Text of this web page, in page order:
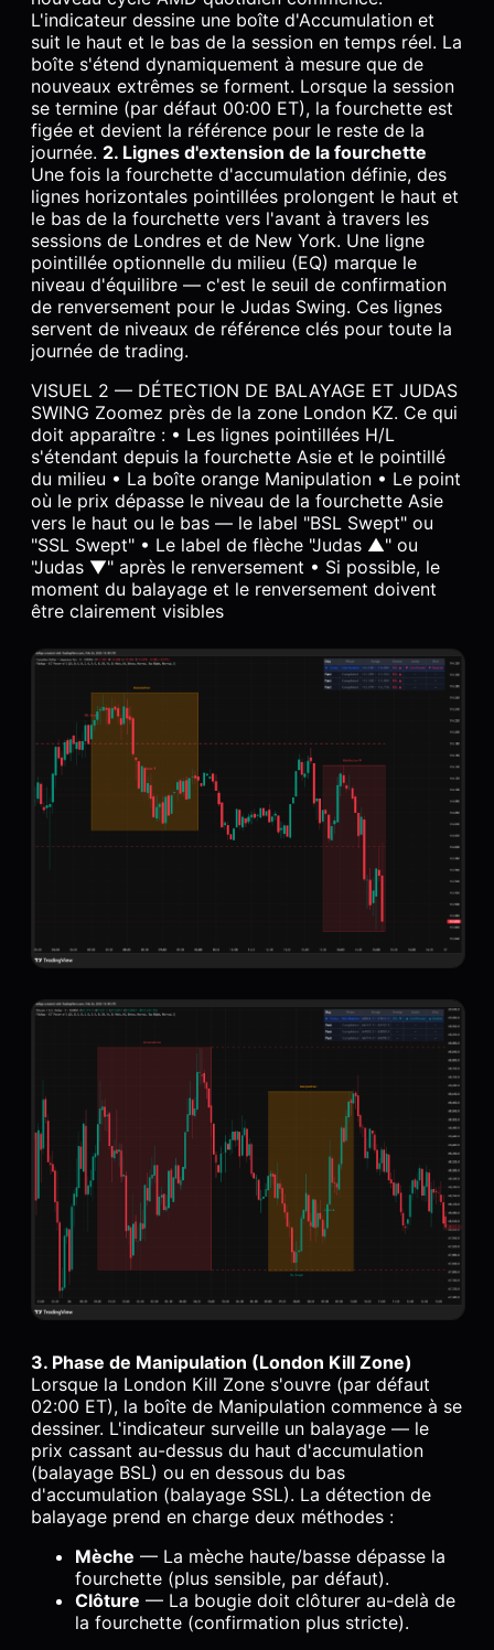
L'indicateur dessine une boîte d'Accumulation et
suit le haut et le bas de la session en temps réel. La
boîte s'étend dynamiquement à mesure que de
nouveaux extrêmes se forment. Lorsque la session
se termine (par défaut 00:00 ET), la fourchette est
figée et devient la référence pour le reste de la
journée. 2. Lignes d'extension de la fourchette
Une fois la fourchette d'accumulation définie, des
lignes horizontales pointillées prolongent le haut et
le bas de la fourchette vers l'avant à travers les
sessions de Londres et de New York. Une ligne
pointillée optionnelle du milieu (EQ) marque le
niveau d'équilibre — c'est le seuil de confirmation
de renversement pour le Judas Swing. Ces lignes
servent de niveaux de référence clés pour toute la
journée de trading.
VISUEL 2 — DÉTECTION DE BALAYAGE ET JUDAS
SWING Zoomez près de la zone London KZ. Ce qui
doit apparaître : • Les lignes pointillées H/L
s'étendant depuis la fourchette Asie et le pointillé
du milieu • La boîte orange Manipulation • Le point
où le prix dépasse le niveau de la fourchette Asie
vers le haut ou le bas — le label "BSL Swept" ou
"SSL Swept" • Le label de flèche "Judas ▲" ou
"Judas ▼" après le renversement • Si possible, le
moment du balayage et le renversement doivent
être clairement visibles
3. Phase de Manipulation (London Kill Zone)
Lorsque la London Kill Zone s'ouvre (par défaut
02:00 ET), la boîte de Manipulation commence à se
dessiner. L'indicateur surveille un balayage — le
prix cassant au-dessus du haut d'accumulation
(balayage BSL) ou en dessous du bas
d'accumulation (balayage SSL). La détection de
balayage prend en charge deux méthodes :
Mèche — La mèche haute/basse dépasse la
fourchette (plus sensible, par défaut).
Clôture — La bougie doit clôturer au-delà de
la fourchette (confirmation plus stricte).